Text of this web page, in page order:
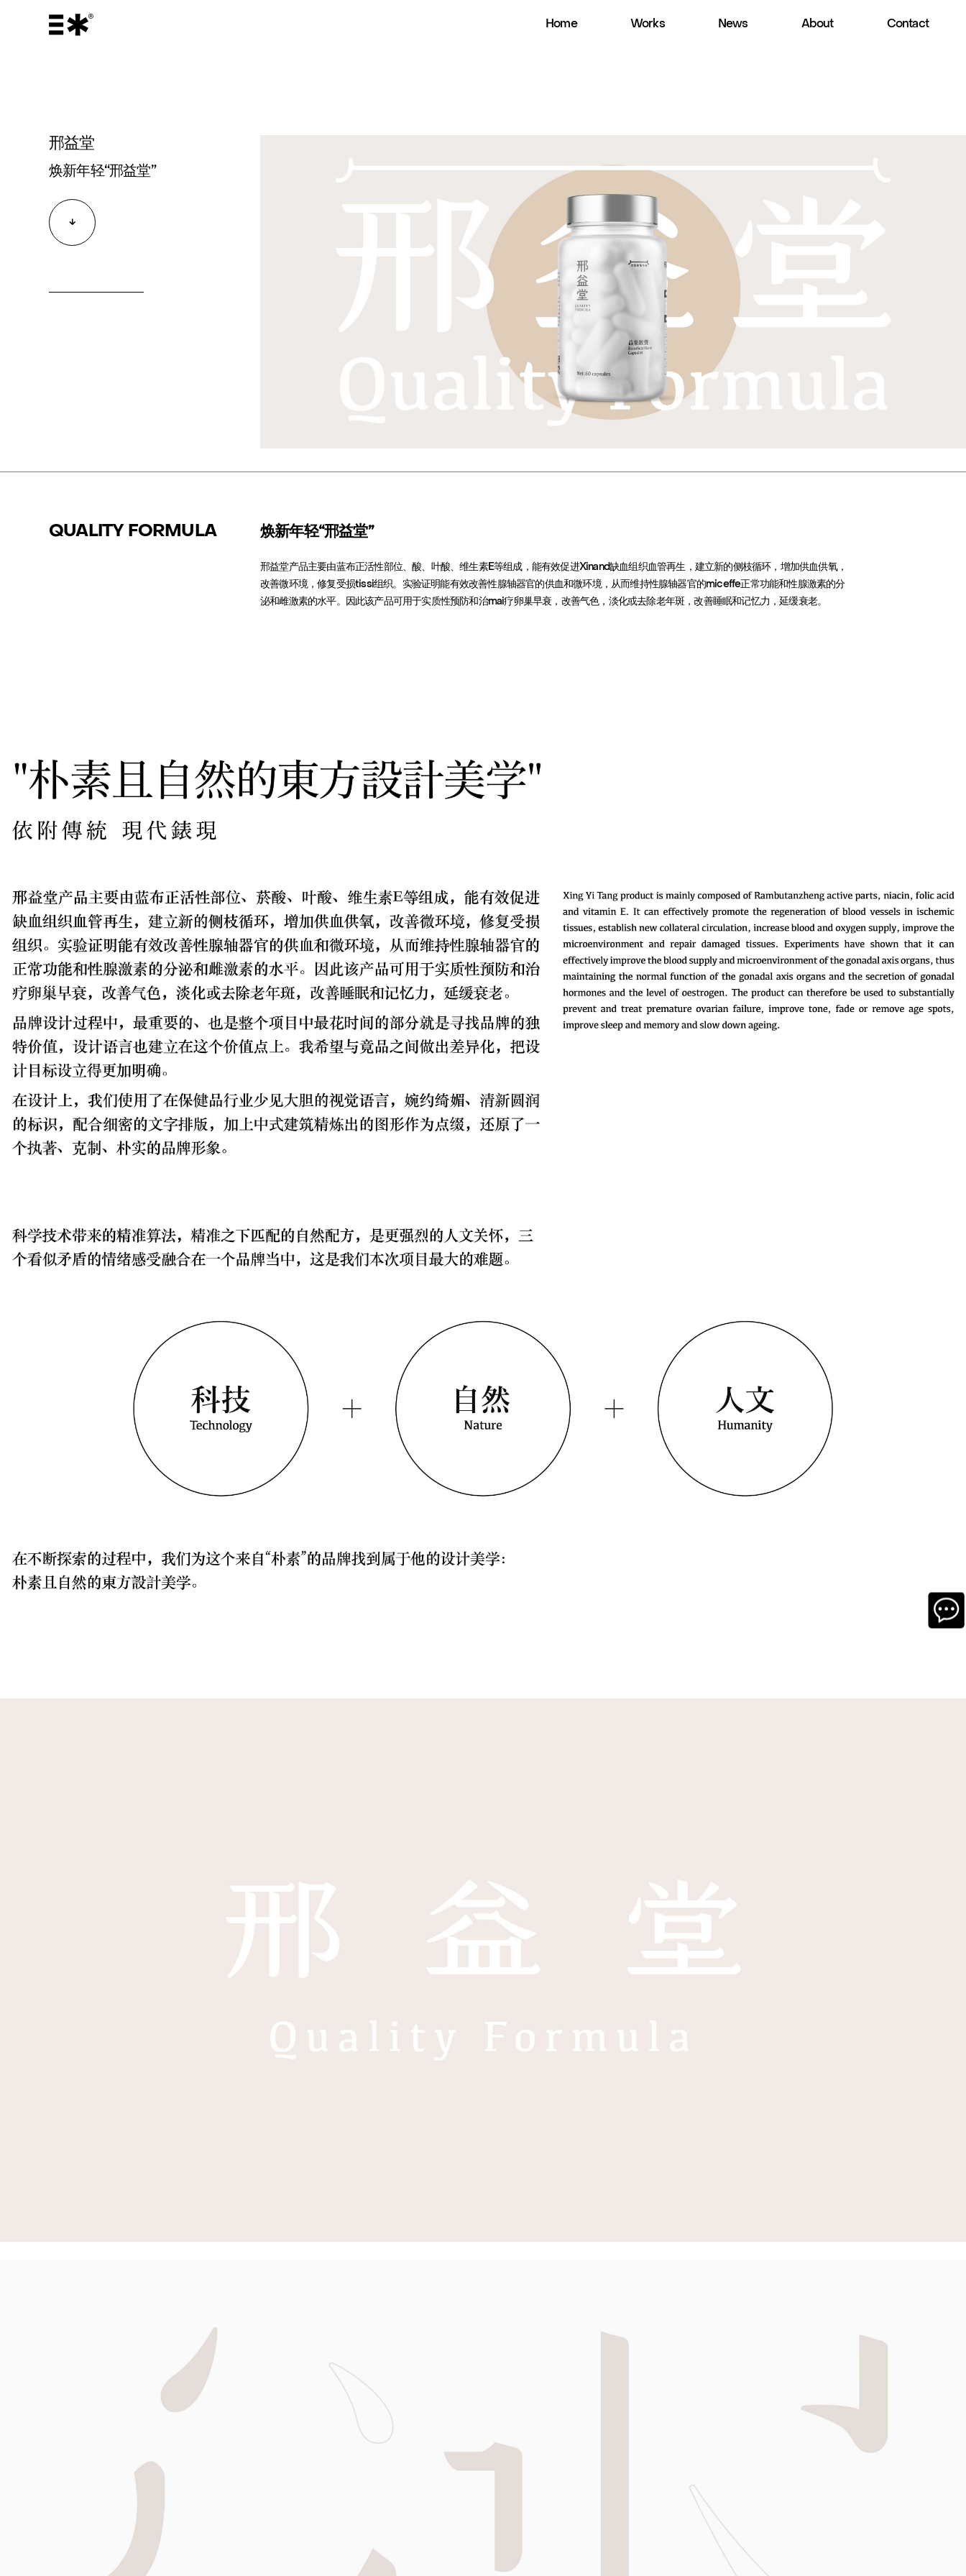
Home Works News About Contact
邢益堂
焕新年轻“邢益堂”
QUALITY FORMULA 焕新年轻“邢益堂”
邢益堂产品主要由蓝布正活性部位、酸、叶酸、维生素E等组成，能有效促进Xinand缺血组织血管再生，建立新的侧枝循环，增加供血供氧，
改善微环境，修复受损tissi组织。实验证明能有效改善性腺轴器官的供血和微环境，从而维持性腺轴器官的miceffe正常功能和性腺激素的分
泌和雌激素的水平。因此该产品可用于实质性预防和治mai疗卵巢早衰，改善气色，淡化或去除老年斑，改善睡眠和记忆力，延缓衰老。